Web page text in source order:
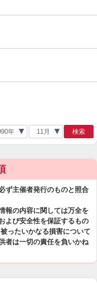
検索
ず主催者発行のものと照合
報の内容に関しては万全を
よび安全性を保証するもの
ったいかなる損害について
者は一切の責任を負いかね